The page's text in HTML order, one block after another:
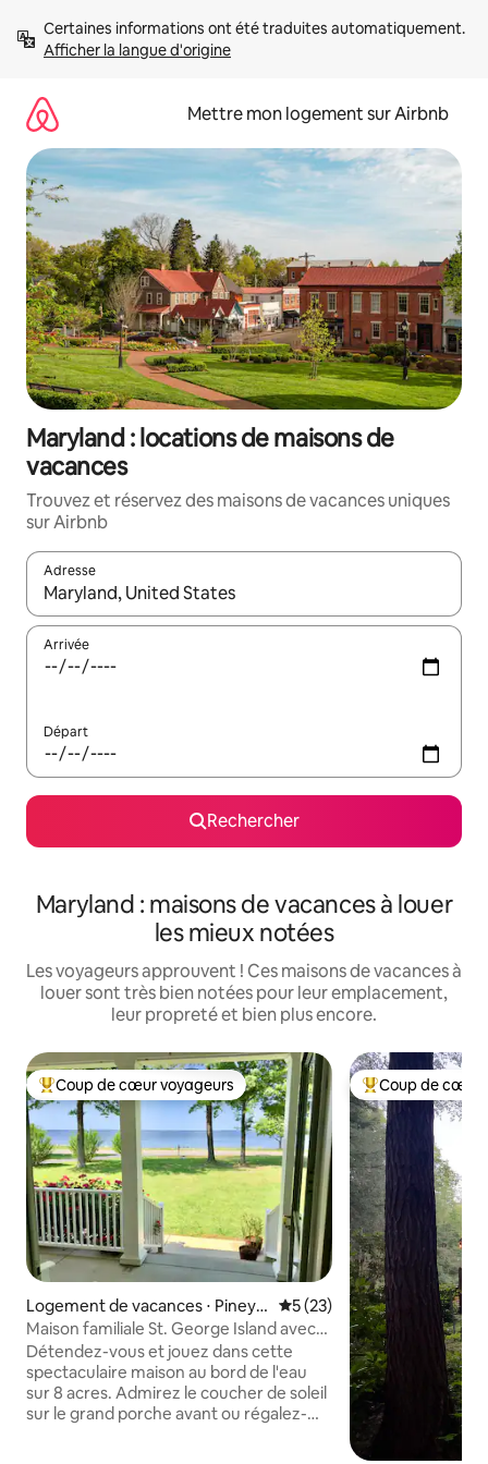
directement
Afficher la langue d'origine
Mettre mon logement sur Airbnb
Maryland : locations de maisons de
vacances
Trouvez et réservez des maisons de vacances uniques
sur Airbnb
Adresse
Lorsque les résultats s'affichent, utilisez les flèches vers le
Arrivée
Départ
Rechercher
Maryland : maisons de vacances à louer
les mieux notées
Les voyageurs approuvent ! Ces maisons de vacances à
louer sont très bien notées pour leur emplacement,
leur propreté et bien plus encore.
Coups de cœur voyageurs les plus appréciés
Coup de cœur voyageurs
Logement de vacances ⋅ Piney P
oint
Évaluation moyenne sur la
5 (23)
Maison familiale St. George Island avec
piscine. 1,5 h/DC.
Détendez-vous et jouez dans cette
spectaculaire maison au bord de l'eau
sur 8 acres. Admirez le coucher de soleil
sur le grand porche avant ou régalez-
Coups de cœur
Coup de cœur